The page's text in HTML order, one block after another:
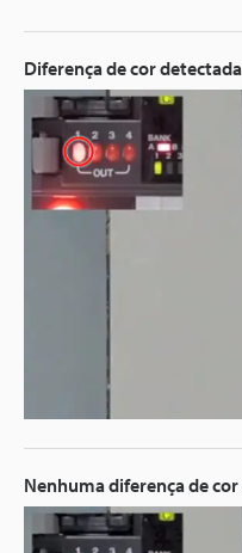
Diferença de cor detectada
Nenhuma diferença de